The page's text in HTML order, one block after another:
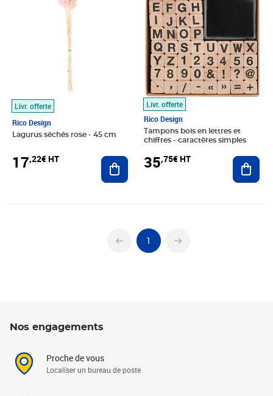
Livr. offerte
Rico Design
Lagurus séchés rose - 45 cm
17,22€ HT Ajouter au panier
Livr. offerte
Rico Design
Tampons bois en lettres et
chiffres - caractères simples
35,75€ HT
1
Nos engagements
Proche de vous
Localiser un bureau de poste